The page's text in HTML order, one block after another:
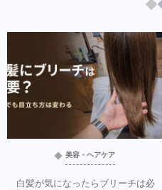
美容・ヘアケア
白髪が気になったらブリーチは必